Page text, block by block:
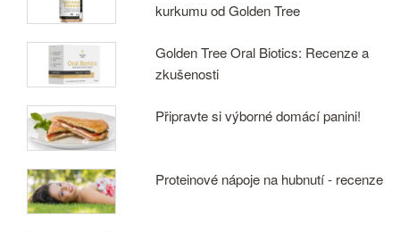
kurkumu od Golden Tree
Golden Tree Oral Biotics: Recenze a
zkušenosti
Připravte si výborné domácí panini!
Proteinové nápoje na hubnutí - recenze